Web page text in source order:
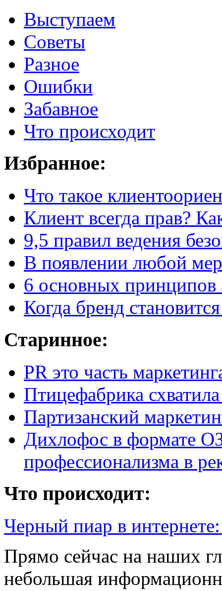
Выступаем
Советы
Разное
Ошибки
Забавное
Что происходит
Избранное:
Что такое
Клиент всегда прав?
9,5 правил ведения
В появлении любой
6 основных принципов
Когда бренд
Старинное:
PR это часть
Птицефабрика
Партизанский
Дихлофос в формате
профессионализма в
Что происходит:
Черный пиар в
Прямо сейчас на наших
небольшая